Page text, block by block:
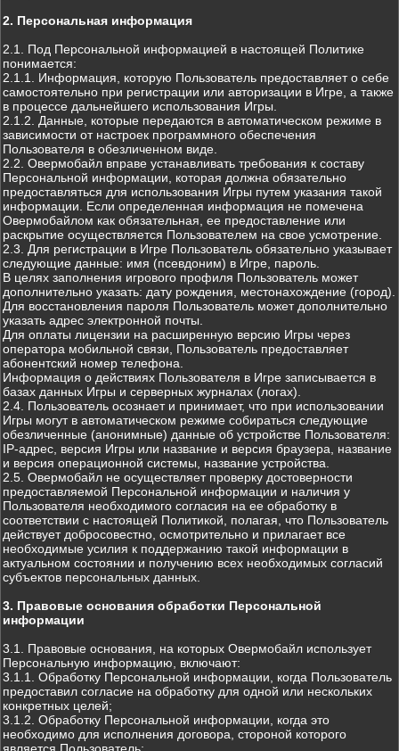
2. Персональная информация
2.1. Под Персональной информацией в настоящей Политике
понимается:
2.1.1. Информация, которую Пользователь предоставляет о себе
самостоятельно при регистрации или авторизации в Игре, а также
в процессе дальнейшего использования Игры.
2.1.2. Данные, которые передаются в автоматическом режиме в
зависимости от настроек программного обеспечения
Пользователя в обезличенном виде.
2.2. Овермобайл вправе устанавливать требования к составу
Персональной информации, которая должна обязательно
предоставляться для использования Игры путем указания такой
информации. Если определенная информация не помечена
Овермобайлом как обязательная, ее предоставление или
раскрытие осуществляется Пользователем на свое усмотрение.
2.3. Для регистрации в Игре Пользователь обязательно указывает
следующие данные: имя (псевдоним) в Игре, пароль.
В целях заполнения игрового профиля Пользователь может
дополнительно указать: дату рождения, местонахождение (город).
Для восстановления пароля Пользователь может дополнительно
указать адрес электронной почты.
Для оплаты лицензии на расширенную версию Игры через
оператора мобильной связи, Пользователь предоставляет
абонентский номер телефона.
Информация о действиях Пользователя в Игре записывается в
базах данных Игры и серверных журналах (логах).
2.4. Пользователь осознает и принимает, что при использовании
Игры могут в автоматическом режиме собираться следующие
обезличенные (анонимные) данные об устройстве Пользователя:
IP-адрес, версия Игры или название и версия браузера, название
и версия операционной системы, название устройства.
2.5. Овермобайл не осуществляет проверку достоверности
предоставляемой Персональной информации и наличия у
Пользователя необходимого согласия на ее обработку в
соответствии с настоящей Политикой, полагая, что Пользователь
действует добросовестно, осмотрительно и прилагает все
необходимые усилия к поддержанию такой информации в
актуальном состоянии и получению всех необходимых согласий
субъектов персональных данных.
3. Правовые основания обработки Персональной
информации
3.1. Правовые основания, на которых Овермобайл использует
Персональную информацию, включают:
3.1.1. Обработку Персональной информации, когда Пользователь
предоставил согласие на обработку для одной или нескольких
конкретных целей;
3.1.2. Обработку Персональной информации, когда это
необходимо для исполнения договора, стороной которого